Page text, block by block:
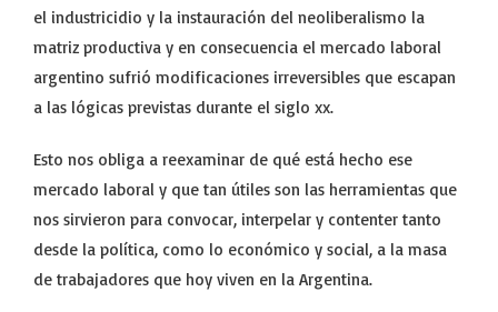
el industricidio y la instauración del neoliberalismo la
matriz productiva y en consecuencia el mercado laboral
argentino sufrió modificaciones irreversibles que escapan
a las lógicas previstas durante el siglo xx.
Esto nos obliga a reexaminar de qué está hecho ese
mercado laboral y que tan útiles son las herramientas que
nos sirvieron para convocar, interpelar y contenter tanto
desde la política, como lo económico y social, a la masa
de trabajadores que hoy viven en la Argentina.